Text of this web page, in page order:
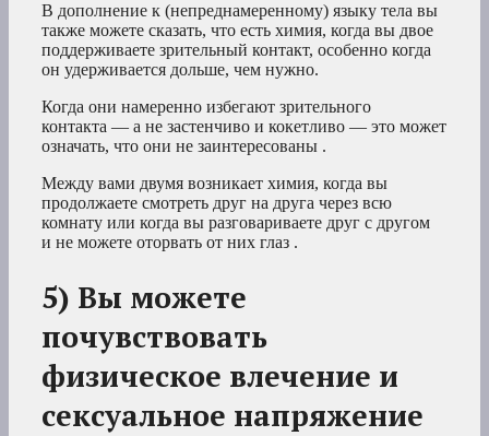
В дополнение к (непреднамеренному) языку тела вы
также можете сказать, что есть химия, когда вы двое
поддерживаете зрительный контакт, особенно когда
он удерживается дольше, чем нужно.
Когда они намеренно избегают зрительного
контакта — а не застенчиво и кокетливо — это может
означать, что они не заинтересованы .
Между вами двумя возникает химия, когда вы
продолжаете смотреть друг на друга через всю
комнату или когда вы разговариваете друг с другом
и не можете оторвать от них глаз .
5) Вы можете
почувствовать
физическое влечение и
сексуальное напряжение